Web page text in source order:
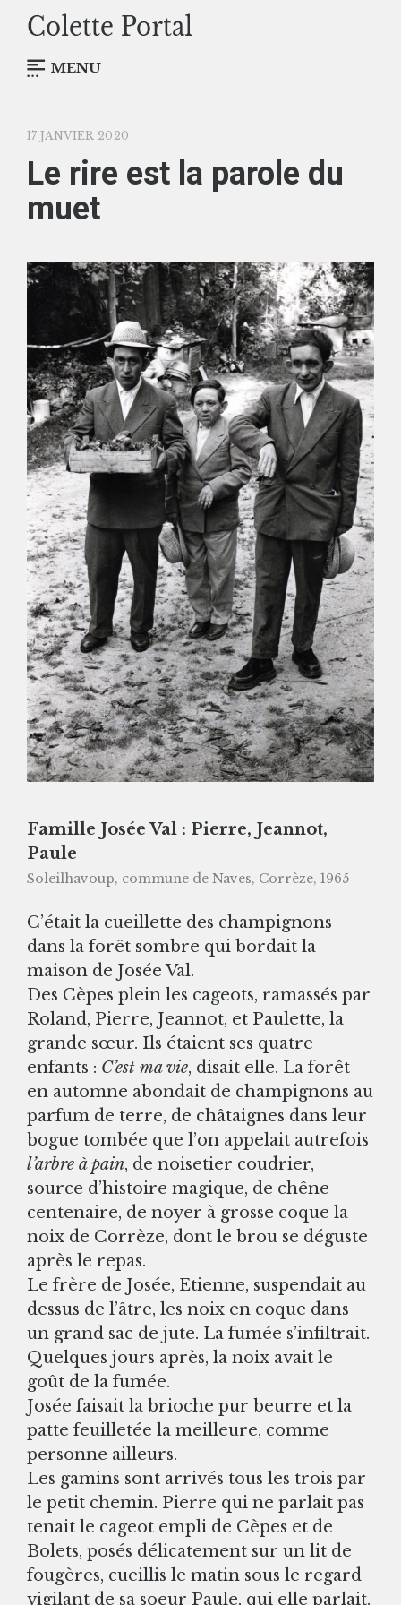
MENU
17 JANVIER 2020
Le rire est la parole du
muet
Famille Josée Val : Pierre, Jeannot,
Paule
Soleilhavoup, commune de Naves, Corrèze, 1965
C’était la cueillette des champignons
dans la forêt sombre qui bordait la
maison de Josée Val.
Des Cèpes plein les cageots, ramassés par
Roland, Pierre, Jeannot, et Paulette, la
grande sœur. Ils étaient ses quatre
enfants : C’est ma vie, disait elle. La forêt
en automne abondait de champignons au
parfum de terre, de châtaignes dans leur
bogue tombée que l’on appelait autrefois
l’arbre à pain, de noisetier coudrier,
source d’histoire magique, de chêne
centenaire, de noyer à grosse coque la
noix de Corrèze, dont le brou se déguste
après le repas.
Le frère de Josée, Etienne, suspendait au
dessus de l’âtre, les noix en coque dans
un grand sac de jute. La fumée s’infiltrait.
Quelques jours après, la noix avait le
goût de la fumée.
Josée faisait la brioche pur beurre et la
patte feuilletée la meilleure, comme
personne ailleurs.
Les gamins sont arrivés tous les trois par
le petit chemin. Pierre qui ne parlait pas
tenait le cageot empli de Cèpes et de
Bolets, posés délicatement sur un lit de
fougères, cueillis le matin sous le regard
vigilant de sa soeur Paule, qui elle parlait.